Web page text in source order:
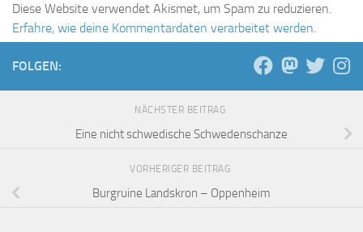
Diese Website verwendet Akismet, um Spam zu reduzieren.
Erfahre, wie deine Kommentardaten verarbeitet werden.
FOLGEN:
NÄCHSTER BEITRAG
Eine nicht schwedische Schwedenschanze
VORHERIGER BEITRAG
Burgruine Landskron – Oppenheim